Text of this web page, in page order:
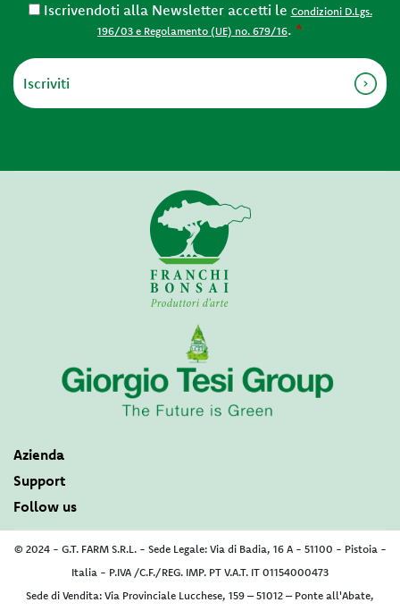
Iscrivendoti alla Newsletter accetti le Condizioni D.Lgs.
196/03 e Regolamento (UE) no. 679/16. *
Azienda
Support
Follow us
© 2024 - G.T. FARM S.R.L. - Sede Legale: Via di Badia, 16 A - 51100 - Pistoia -
Italia - P.IVA /C.F./REG. IMP. PT V.A.T. IT 01154000473
Sede di Vendita: Via Provinciale Lucchese, 159 – 51012 – Ponte all'Abate,